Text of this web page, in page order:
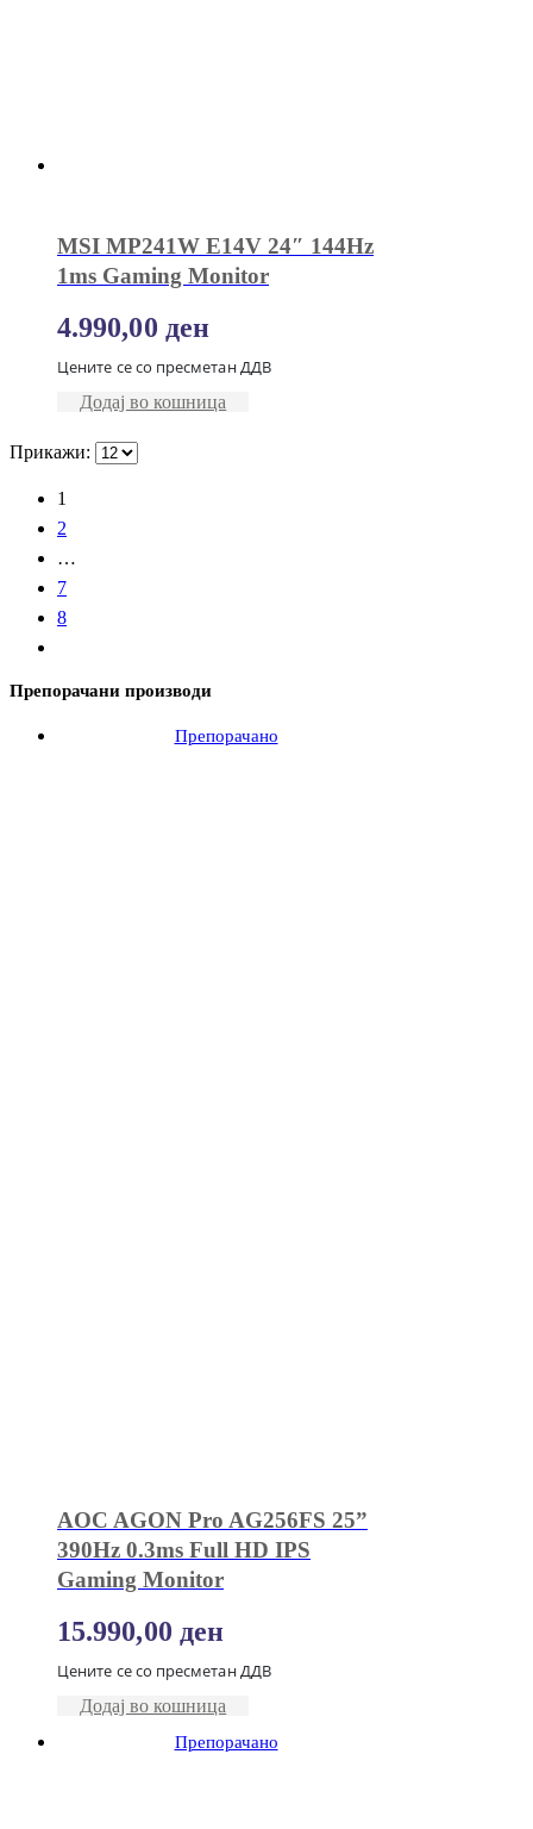
MSI MP241W E14V 24″ 144Hz
1ms Gaming Monitor
4.990,00 ден
Цените се со пресметан ДДВ
Додај во кошница
Прикажи:
1
2
…
7
8
Препорачани производи
Препорачано
AOC AGON Pro AG256FS 25”
390Hz 0.3ms Full HD IPS
Gaming Monitor
15.990,00 ден
Цените се со пресметан ДДВ
Додај во кошница
Препорачано